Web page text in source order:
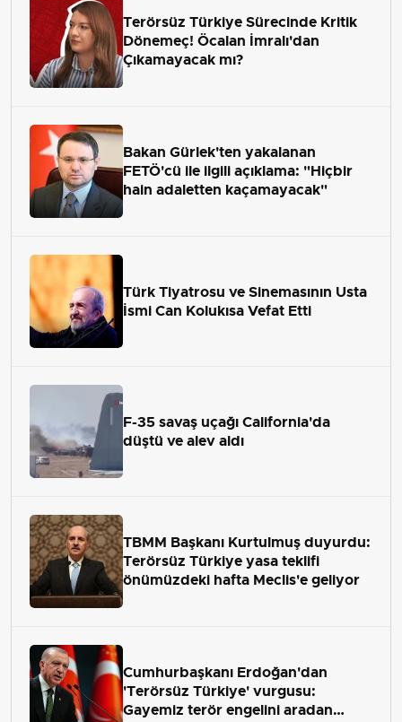
Terörsüz Türkiye Sürecinde Kritik
Dönemeç! Öcalan İmralı'dan
Çıkamayacak mı?
Bakan Gürlek'ten yakalanan
FETÖ'cü ile ilgili açıklama: "Hiçbir
hain adaletten kaçamayacak"
Türk Tiyatrosu ve Sinemasının Usta
İsmi Can Kolukısa Vefat Etti
F-35 savaş uçağı California'da
düştü ve alev aldı
TBMM Başkanı Kurtulmuş duyurdu:
Terörsüz Türkiye yasa teklifi
önümüzdeki hafta Meclis'e geliyor
Cumhurbaşkanı Erdoğan'dan
'Terörsüz Türkiye' vurgusu:
Gayemiz terör engelini aradan